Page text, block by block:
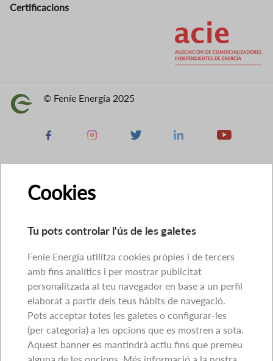
Certificacions
Imatge © Feníe Energía 2025
Facebook Instagram X Linkedin Youtube
Cookies
Tu pots controlar l'ús de les galetes
Feníe Energía utilitza cookies pròpies i de tercers
amb fins analítics i per mostrar publicitat
personalitzada al teu navegador en base a un perfil
elaborat a partir dels teus hàbits de navegació.
Pots acceptar totes les galetes o configurar-les
(per categoria) a les opcions que es mostren a sota.
Aquest banner es mantindrà actiu fins que premeu
alguna de les opcions. Més informació a la nostra